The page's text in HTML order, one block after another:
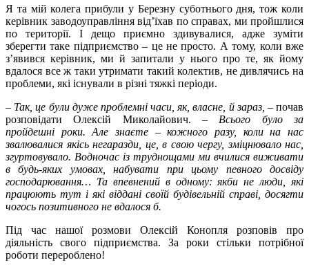
Я та мій колега прибули у Березну суботнього дня, тож коли
керівник заводоуправління від’їхав по справах, ми пройшлися
по території. І дещо приємно здивувалися, адже зуміти
зберегти таке підприємство – це не просто. А тому, коли вже
з’явився керівник, ми й запитали у нього про те, як йому
вдалося все ж таки утримати такий колектив, не дивлячись на
проблеми, які існували в різні тяжкі періоди.
– Так, це були дуже проблемні часи, як, власне, й зараз, – почав
розповідати Олексій Миколайович. – Всього було за
пройдешні роки. Але знаєте –кожного разу, коли на нас
звалювалися якісь негаразди, це, в свою чергу, зміцнювало нас,
згуртовувало. Водночас із труднощами ми вчилися виживати
в будь-яких умовах, набувати при цьому певного досвіду
господарювання… Та впевнений в одному: якби не люди, які
працюють тут і які віддані своїй будівельній справі, досягти
чогось позитивного не вдалося б.
Під час нашої розмови Олексій Конопля розповів про
діяльність свого підприємства. За роки стільки потрібної
роботи перероблено!